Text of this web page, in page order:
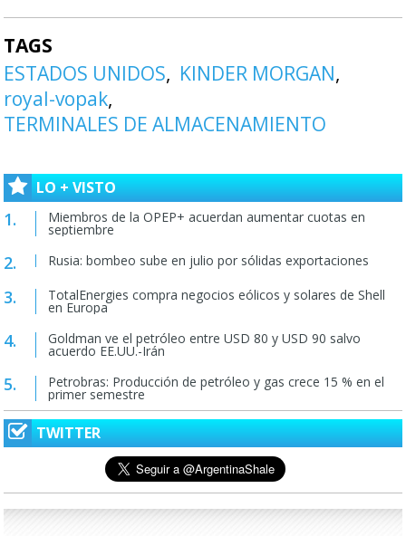
TAGS
ESTADOS UNIDOS
KINDER MORGAN
royal-vopak
TERMINALES DE ALMACENAMIENTO
LO + VISTO
Miembros de la OPEP+ acuerdan aumentar cuotas en
septiembre
Rusia: bombeo sube en julio por sólidas exportaciones
TotalEnergies compra negocios eólicos y solares de Shell
en Europa
Goldman ve el petróleo entre USD 80 y USD 90 salvo
acuerdo EE.UU.-Irán
Petrobras: Producción de petróleo y gas crece 15 % en el
primer semestre
TWITTER